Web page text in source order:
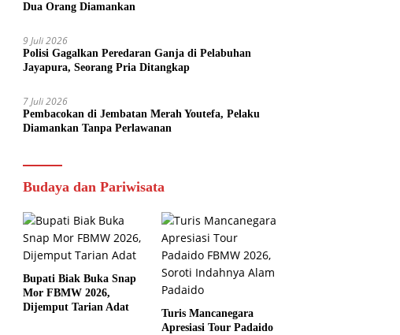
Dua Orang Diamankan
9 Juli 2026
Polisi Gagalkan Peredaran Ganja di Pelabuhan
Jayapura, Seorang Pria Ditangkap
7 Juli 2026
Pembacokan di Jembatan Merah Youtefa, Pelaku
Diamankan Tanpa Perlawanan
Budaya dan Pariwisata
Bupati Biak Buka Snap
Mor FBMW 2026,
Dijemput Tarian Adat
Turis Mancanegara
Apresiasi Tour Padaido